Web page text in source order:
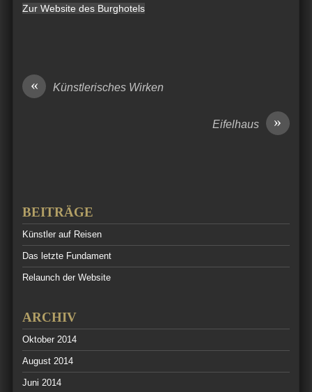
Zur Website des Burghotels
« Künstlerisches Wirken
»
Eifelhaus
BEITRÄGE
Künstler auf Reisen
Das letzte Fundament
Relaunch der Website
ARCHIV
Oktober 2014
August 2014
Juni 2014